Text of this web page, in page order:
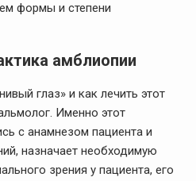
формы и степени
амблиопии
глаз» и как лечить этот
Именно этот
с анамнезом пациента и
назначает необходимую
зрения у пациента, его